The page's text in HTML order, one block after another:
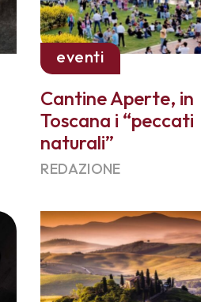
eventi
Cantine Aperte, in
Toscana i “peccati
naturali”
REDAZIONE